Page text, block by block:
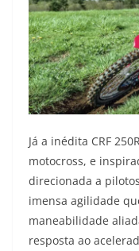
Já a inédita CRF
motocross, e
direcionada a
imensa agilidade
maneabilidade
resposta ao